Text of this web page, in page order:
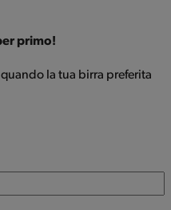
primo!
la tua birra preferita